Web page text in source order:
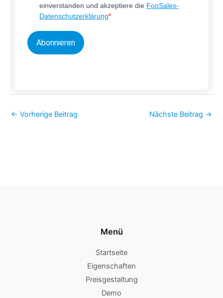
einverstanden und akzeptiere die FooSales-
Datenschutzerklärung
Abonnieren
← Vorherige Beitrag Nächste Beitrag →
Menü
Startseite
Eigenschaften
Preisgestaltung
Demo